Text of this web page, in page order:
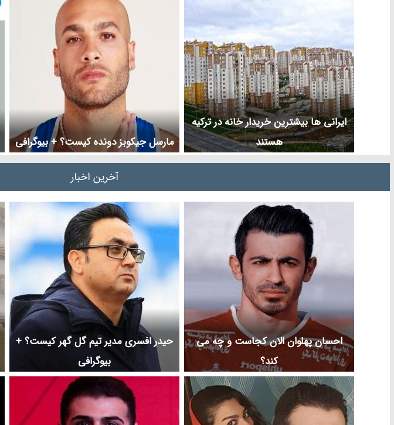
ایرانی ها بیشترین خریدار خانه در ترکیه
هستند
مارسل جیکوبز دونده کیست؟ + بیوگرافی
آخرین اخبار
احسان پهلوان الان کجاست و چه می
کند؟
حیدر افسری مدیر تیم گل گهر کیست؟ +
بیوگرافی